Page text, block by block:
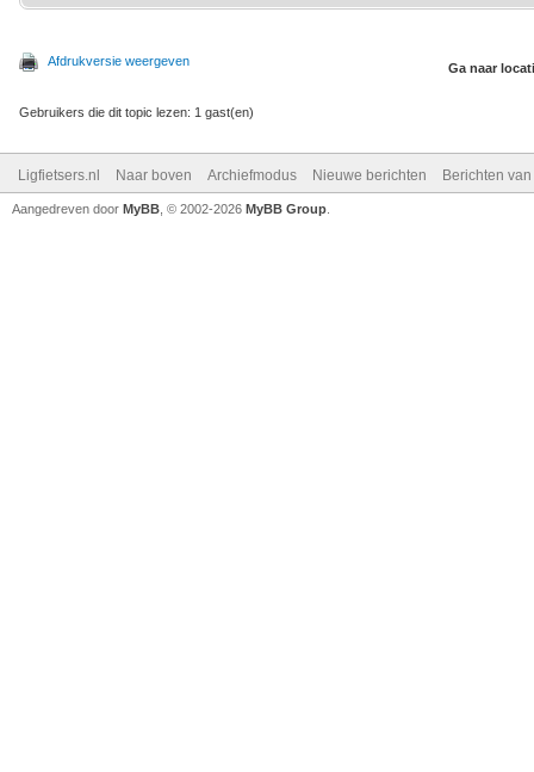
Afdrukversie weergeven Ga naar
Gebruikers die dit topic lezen: 1 gast(en)
Ligfietsers.nl Naar boven Archiefmodus Nieuwe berichten Berichten
Aangedreven door MyBB , © 2002-2026 MyBB Group